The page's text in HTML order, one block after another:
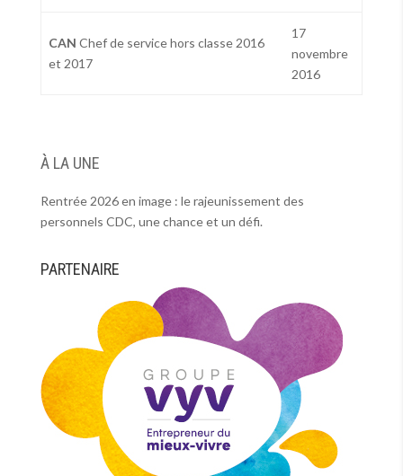
CAN Chef de service hors classe 2016
et 2017
17
novembre
2016
À LA UNE
Rentrée 2026 en image : le rajeunissement des
personnels CDC, une chance et un défi.
PARTENAIRE